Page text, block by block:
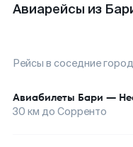
Авиарейсы из
Рейсы в соседние
Авиабилеты Бари —
30 км до Сорренто